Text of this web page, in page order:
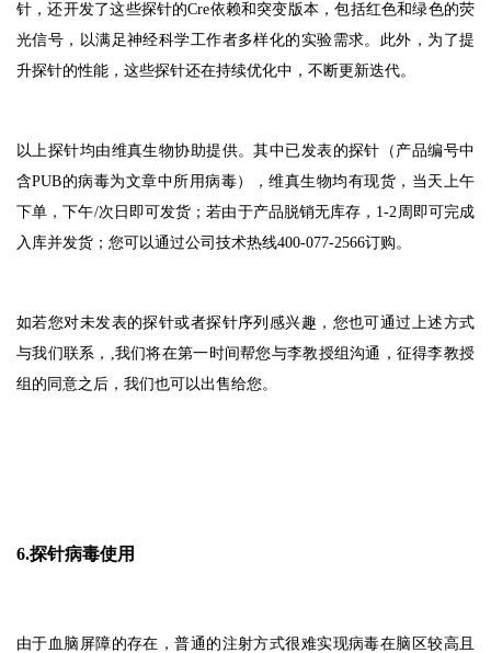
针，还开发了这些探针的Cre依赖和突变版本，包括红色和绿色的荧
光信号，以满足神经科学工作者多样化的实验需求。此外，为了提
升探针的性能，这些探针还在持续优化中，不断更新迭代。
以上探针均由维真生物协助提供。其中已发表的探针（产品编号中
含PUB的病毒为文章中所用病毒），维真生物均有现货，当天上午
下单，下午/次日即可发货；若由于产品脱销无库存，1-2周即可完成
入库并发货；您可以通过公司技术热线400-077-2566订购。
如若您对未发表的探针或者探针序列感兴趣，您也可通过上述方式
与我们联系，,我们将在第一时间帮您与李教授组沟通，征得李教授
组的同意之后，我们也可以出售给您。
6.探针病毒使用
由于血脑屏障的存在，普通的注射方式很难实现病毒在脑区较高且